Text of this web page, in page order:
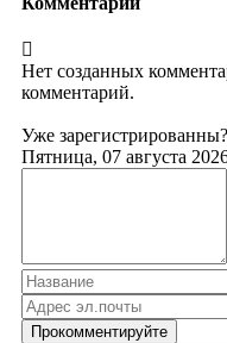
Нет созданных
комментарий.
Уже зарегистрированны?
Пятница, 07 августа
Прокомментируйте